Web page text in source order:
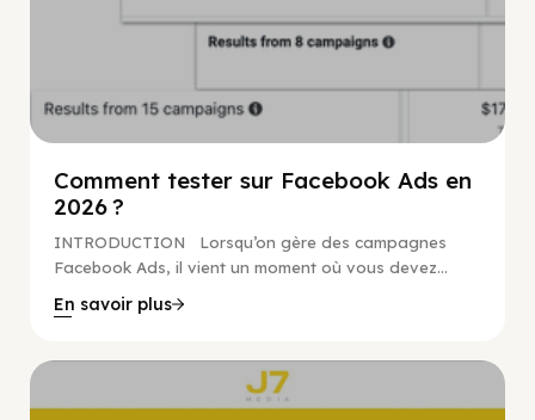
Comment tester sur Facebook Ads en
2026 ?
INTRODUCTION Lorsqu’on gère des campagnes
Facebook Ads, il vient un moment où vous devez...
En savoir plus